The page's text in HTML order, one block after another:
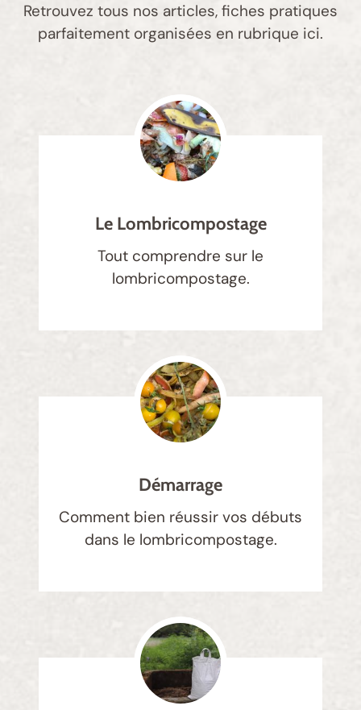
Retrouvez tous nos articles, fiches pratiques
parfaitement organisées en rubrique ici.
Le Lombricompostage
Tout comprendre sur le
lombricompostage.
Démarrage
Comment bien réussir vos débuts
dans le lombricompostage.